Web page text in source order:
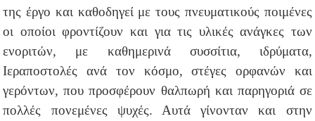
της έργο και καθοδηγεί με τους πνευματικούς ποιμένες
οι οποίοι φροντίζουν και για τις υλικές ανάγκες των
ενοριτών, με καθημερινά συσσίτια, ιδρύματα,
Ιεραποστολές ανά τον κόσμο, στέγες ορφανών και
γερόντων, που προσφέρουν θαλπωρή και παρηγοριά σε
πολλές πονεμένες ψυχές. Αυτά γίνονταν και στην